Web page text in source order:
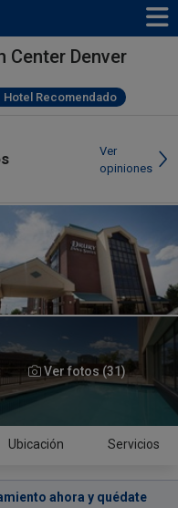
Center Denver
Hotel Recomendado
Ver
opiniones
Ver fotos (31)
Ubicación Servicios
ahora y quédate